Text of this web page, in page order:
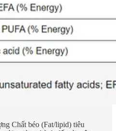
Chất béo (Fat/lipid) tiêu